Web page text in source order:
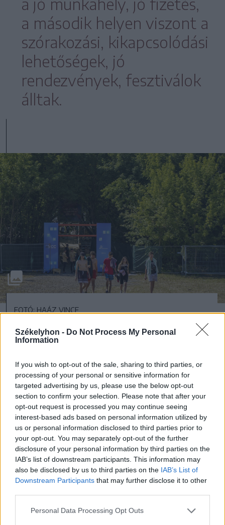
Székelyhon - Do Not Process My Personal
Information
If you wish to opt-out of the sale, sharing to third parties, or
processing of your personal or sensitive information for
targeted advertising by us, please use the below opt-out
section to confirm your selection. Please note that after your
opt-out request is processed you may continue seeing
interest-based ads based on personal information utilized by
us or personal information disclosed to third parties prior to
your opt-out. You may separately opt-out of the further
disclosure of your personal information by third parties on the
IAB’s list of downstream participants. This information may
also be disclosed by us to third parties on the IAB’s List of
Downstream Participants that may further disclose it to other
Personal Data Processing Opt Outs
a jó munkahely, jó fizetés,
a második helyen viszont a
szórakozási, kikapcsolódási
lehetőségek, jó
rendezvények, fesztiválok
álltak.
FOTÓ: HAÁZ VINCE
„Úgy látszik, hogy a fiatalnak nagyon
otthonná ez a hely, hogy jól érzi magát,
találkozik más fiatalokkal. Ilyen
szempontból is új színt hoz a VIBE
Fesztivál a környékünkre” – mutatott rá
Sófalvi.